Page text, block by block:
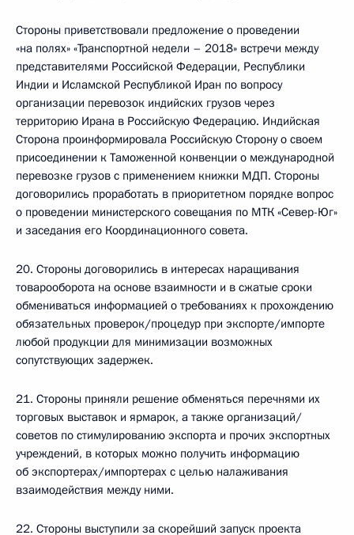
Стороны приветствовали предложение о проведении
«на полях» «Транспортной недели – 2018» встречи между
представителями Российской Федерации, Республики
Индии и Исламской Республикой Иран по вопросу
организации перевозок индийских грузов через
территорию Ирана в Российскую Федерацию. Индийская
Сторона проинформировала Российскую Сторону о своем
присоединении к Таможенной конвенции о международной
перевозке грузов с применением книжки МДП. Стороны
договорились проработать в приоритетном порядке вопрос
о проведении министерского совещания по МТК «Север-Юг»
и заседания его Координационного совета.
20. Стороны договорились в интересах наращивания
товарооборота на основе взаимности и в сжатые сроки
обмениваться информацией о требованиях к прохождению
обязательных проверок/процедур при экспорте/импорте
любой продукции для минимизации возможных
сопутствующих задержек.
21. Стороны приняли решение обменяться перечнями их
торговых выставок и ярмарок, а также организаций/
советов по стимулированию экспорта и прочих экспортных
учреждений, в которых можно получить информацию
об экспортерах/импортерах с целью налаживания
взаимодействия между ними.
22. Стороны выступили за скорейший запуск проекта